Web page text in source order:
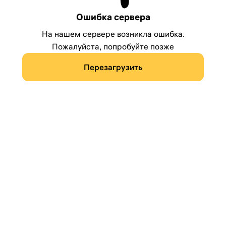
Ошибка сервера
На нашем сервере возникла ошибка.
Пожалуйста, попробуйте позже
Перезагрузить